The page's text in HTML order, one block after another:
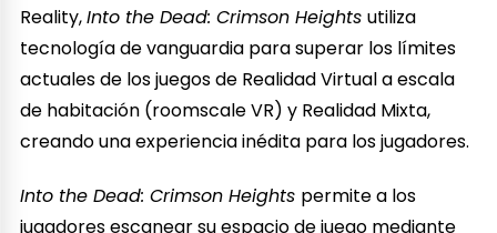
Reality,Into the Dead: Crimson Heightsutiliza
tecnología de vanguardia para superar los límites
actuales de los juegos de Realidad Virtual a escala
de habitación (roomscale VR) y Realidad Mixta,
creando una experiencia inédita para los jugadores.
Into the Dead: Crimson Heights permite a los
jugadores escanear su espacio de juego mediante